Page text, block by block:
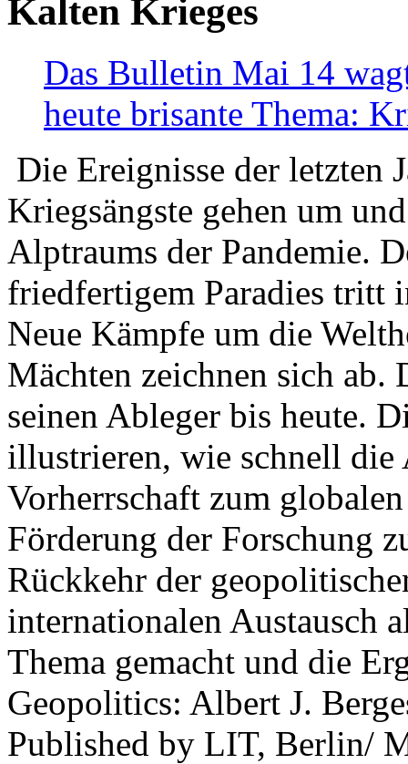
Kalten Krieges
Das Bulletin Mai 14
heute brisante Thema:
Die Ereignisse der letzten
Kriegsängste gehen um
Alptraums der Pandemie.
friedfertigem Paradies tritt
Neue Kämpfe um die
Mächten zeichnen sich
seinen Ableger bis heute.
illustrieren, wie schnell die
Vorherrschaft zum
Förderung der Forschung
Rückkehr der
internationalen Austausch
Thema gemacht und die
Geopolitics: Albert J.
Published by LIT, Berlin/